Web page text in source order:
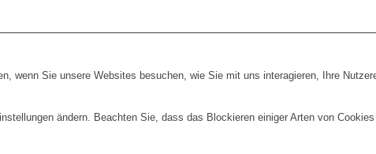
wenn Sie unsere Websites besuchen, wie Sie mit uns interagieren, Ihre
ändern. Beachten Sie, dass das Blockieren einiger Arten von